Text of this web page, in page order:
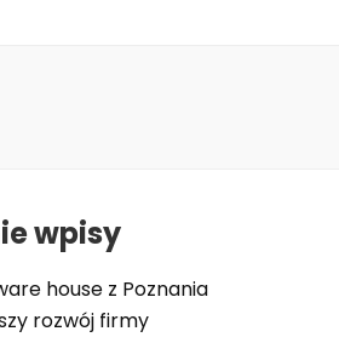
wpisy
house z Poznania
rozwój firmy